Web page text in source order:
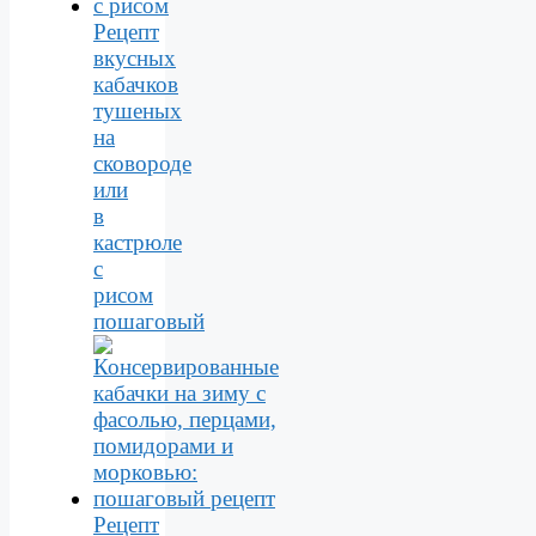
Рецепт
вкусных
кабачков
тушеных
на
сковороде
или
в
кастрюле
с
рисом
пошаговый
Рецепт